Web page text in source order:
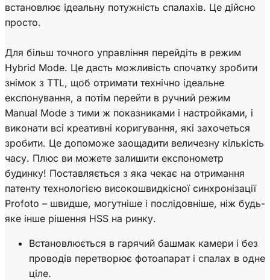
встановлює ідеальну потужність спалахів. Це дійсно
просто.
Для більш точного управління перейдіть в режим
Hybrid Mode. Це дасть можливість спочатку зробити
знімок з TTL, щоб отримати технічно ідеальне
експонування, а потім перейти в ручний режим
Manual Mode з тими ж показниками і настройками, і
виконати всі креативні коригування, які захочеться
зробити. Це допоможе заощадити величезну кількість
часу. Плюс ви можете залишити експонометр
будинку! Поставляється з яка чекає на отримання
патенту технологією високошвидкісної синхронізації
Profoto – швидше, могутніше і послідовніше, ніж будь-
яке інше рішення HSS на ринку.
Встановлюється в гарячий башмак камери і без
проводів перетворює фотоапарат і спалах в одне
ціле.